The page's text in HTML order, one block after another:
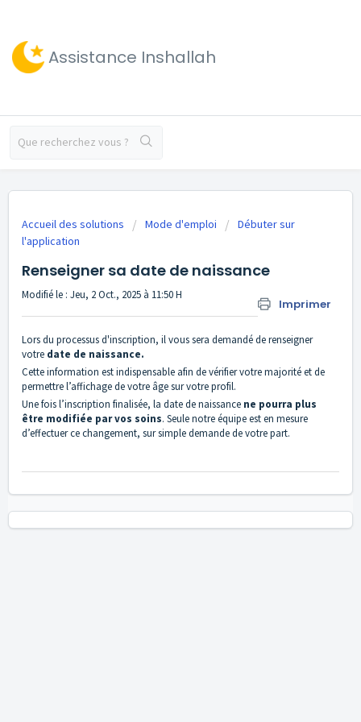
Assistance Inshallah
Accueil des solutions Mode d'emploi
Débuter sur
l'application
Renseigner sa date de naissance
Imprimer
Modifié le : Jeu, 2 Oct., 2025 à 11:50 H
Lors du processus d'inscription, il vous sera demandé de renseigner
votre date de naissance.
Cette information est indispensable afin de vérifier votre majorité et de
permettre l’affichage de votre âge sur votre profil.
Une fois l’inscription finalisée, la date de naissance ne pourra plus
être modifiée par vos soins. Seule notre équipe est en mesure
d’effectuer ce changement, sur simple demande de votre part.